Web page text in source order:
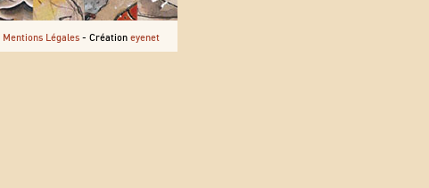
Mentions Légales - Création eyenet